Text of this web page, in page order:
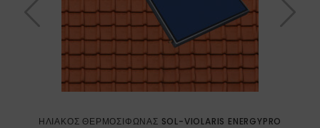
ΗΛΙΑΚΌΣ ΘΕΡΜΟΣΊΦΩΝΑΣ SOL-VIOLARIS ENERGYPRO